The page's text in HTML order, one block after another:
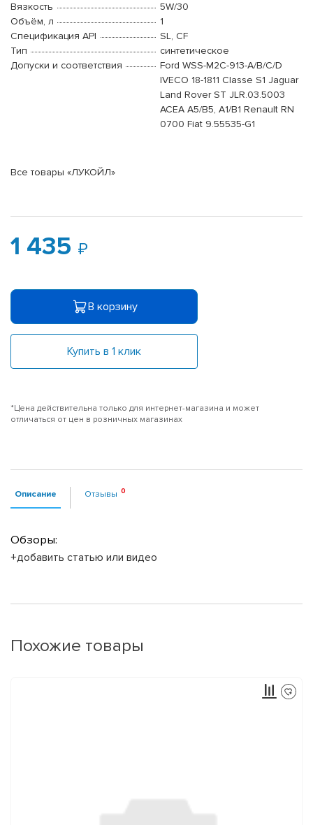
Вязкость
5W/30
Объём, л
1
Спецификация API
SL, CF
Тип
синтетическое
Допуски и соответствия
Ford WSS-M2C-913-A/B/C/D
IVECO 18-1811 Classe S1 Jaguar
Land Rover ST JLR.03.5003
ACEA A5/B5, A1/B1 Renault RN
0700 Fiat 9.55535-G1
Все товары «ЛУКОЙЛ»
1 435
В корзину
Купить в 1 клик
*Цена действительна только для интернет-магазина и может
отличаться от цен в розничных магазинах
Описание Отзывы
Обзоры:
+добавить статью или видео
Похожие товары